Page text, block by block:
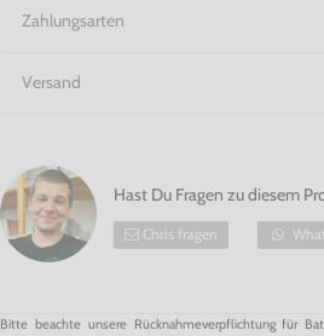
Zahlungsarten
Versand
Hast Du Fragen zu diesem
Chris fragen
Bitte beachte unsere Rücknahmeverpflichtung für